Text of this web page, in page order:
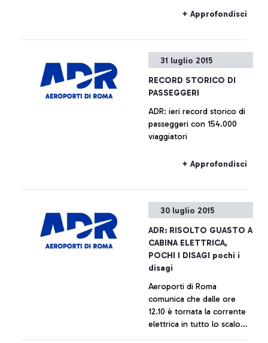
+ Approfondisci
31 luglio 2015
RECORD STORICO DI
PASSEGGERI
ADR: ieri record storico di
passeggeri con 154.000
viaggiatori
+ Approfondisci
30 luglio 2015
ADR: RISOLTO GUASTO A
CABINA ELETTRICA,
POCHI I DISAGI pochi i
disagi
Aeroporti di Roma
comunica che dalle ore
12.10 è tornata la corrente
elettrica in tutto lo scalo